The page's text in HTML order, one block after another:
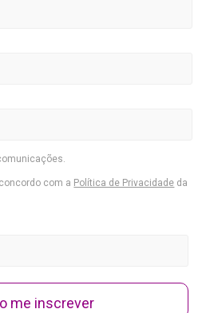
com a Política de Privacidade da
me inscrever